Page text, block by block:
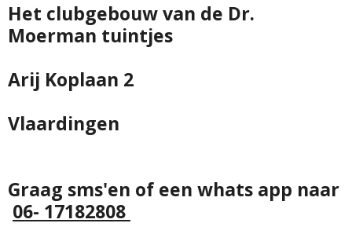
Het clubgebouw van de Dr.
Moerman tuintjes
Arij Koplaan 2
Vlaardingen
Graag sms'en of een whats app naar
06- 17182808